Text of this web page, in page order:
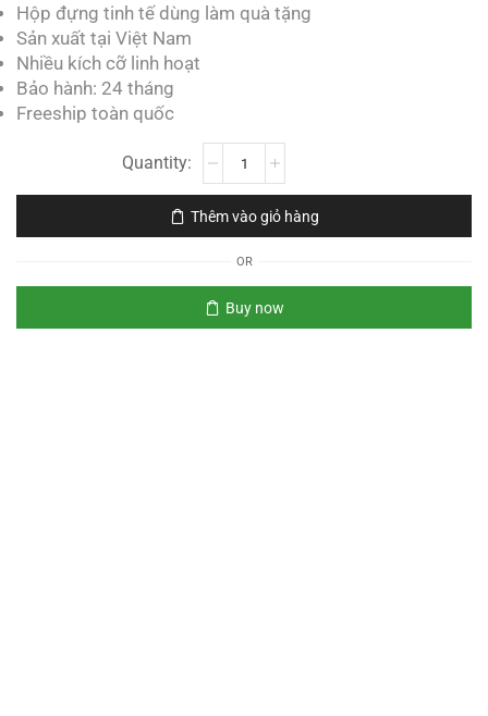
Hộp đựng tinh tế dùng làm quà tặng
Sản xuất tại Việt Nam
Nhiều kích cỡ linh hoạt
Bảo hành: 24 tháng
Freeship toàn quốc
Thêm vào giỏ hàng
OR
Buy now